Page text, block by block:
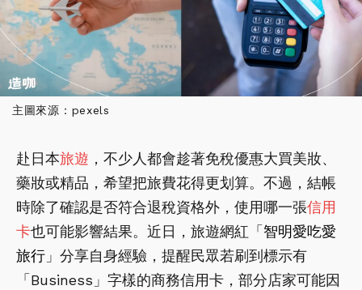
主圖來源：pexels
赴日本旅遊 ，不少人都會趁著免稅優惠大買美妝、
藥妝或精品，希望把旅費花得更划算。不過，結帳
時除了確認是否符合退稅資格外，使用哪一張信用
卡也可能影響結果。近日，旅遊網紅「 智明愛吃愛
旅行 」分享自身經驗，提醒民眾若刷到標示有
「Business」字樣的商務信用卡，部分店家可能因